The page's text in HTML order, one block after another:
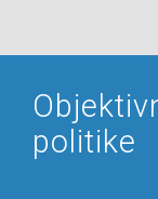
politike